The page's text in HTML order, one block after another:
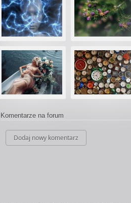
Komentarze na forum
Dodaj nowy komentarz